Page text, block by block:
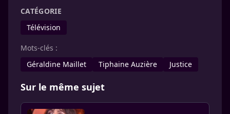
CATÉGORIE
Télévision
Mots-clés :
Géraldine Maillet
Tiphaine Auzière Justice
Sur le même sujet